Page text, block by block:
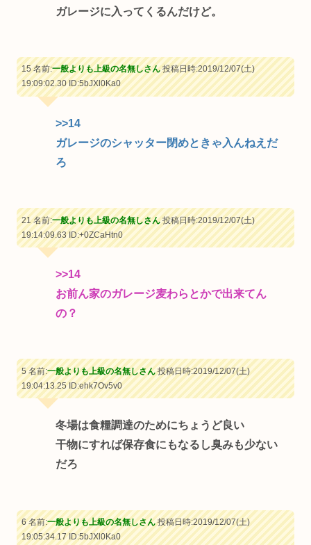
ガレージに入ってくるんだけど。
15 名前:一般よりも上級の名無しさん投稿日時:2019/12/07(土)
19:09:02.30ID:5bJXl0Ka0
>>14
ガレージのシャッター閉めときゃ入んねえだ
ろ
21 名前:一般よりも上級の名無しさん投稿日時:2019/12/07(土)
19:14:09.63ID:+0ZCaHtn0
>>14
お前ん家のガレージ麦わらとかで出来てん
の？
5 名前:一般よりも上級の名無しさん投稿日時:2019/12/07(土)
19:04:13.25ID:ehk7Ov5v0
冬場は食糧調達のためにちょうど良い
干物にすれば保存食にもなるし臭みも少ない
だろ
6 名前:一般よりも上級の名無しさん投稿日時:2019/12/07(土)
19:05:34.17ID:5bJXl0Ka0